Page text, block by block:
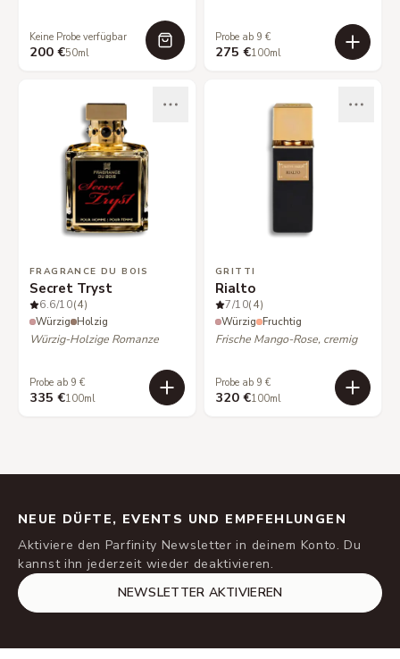
Keine Probe verfügbar
200 €50ml
Probe ab 9 €
275 €100ml
FRAGRANCE DU BOIS
Secret Tryst
6.6/10(4)
Würzig Holzig
Würzig-Holzige Romanze
Probe ab 9 €
335 €100ml
GRITTI
Rialto
7/10(4)
Würzig Fruchtig
Frische Mango-Rose, cremig
Probe ab 9 €
320 €100ml
NEUE DÜFTE, EVENTS UND EMPFEHLUNGEN
Aktiviere den Parfinity Newsletter in deinem Konto. Du
kannst ihn jederzeit wieder deaktivieren.
NEWSLETTER AKTIVIEREN